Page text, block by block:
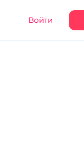
Войти